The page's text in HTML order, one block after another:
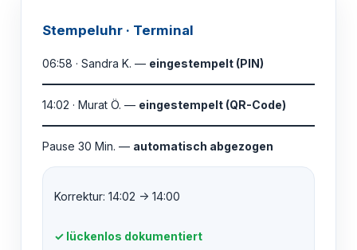
Stempeluhr · Terminal
06:58 · Sandra K. — eingestempelt (PIN)
14:02 · Murat Ö. — eingestempelt (QR-Code)
Pause 30 Min. — automatisch abgezogen
Korrektur: 14:02 → 14:00
✓ lückenlos dokumentiert